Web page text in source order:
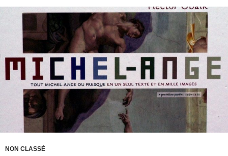
NON CLASSÉ